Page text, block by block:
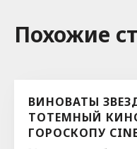
Похожие
ВИНОВАТЫ
ТОТЕМНЫЙ
ГОРОСКОПУ